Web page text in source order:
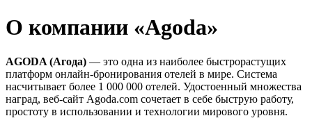
О компании «Agoda»
AGODA (Агода) — это одна из наиболее быстрорастущих
платформ онлайн-бронирования отелей в мире. Система
насчитывает более 1 000 000 отелей. Удостоенный множества
наград, веб-сайт Agoda.com сочетает в себе быструю работу,
простоту в использовании и технологии мирового уровня.